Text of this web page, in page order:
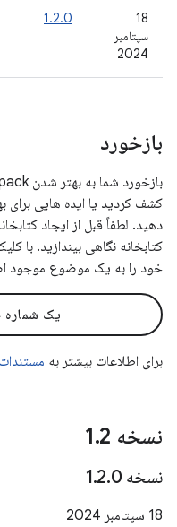
18
سپتامبر
2024
1.2.0
بازخورد
کشف کردید یا ایده هایی برای
دهید. لطفاً قبل از ایجاد
کتابخانه نگاهی بیندازید. با
خود را به یک موضوع موجود
یک شماره
برای اطلاعات بیشتر به
نسخه 1 .2
نسخه 1 .2.0
18 سپتامبر 2024